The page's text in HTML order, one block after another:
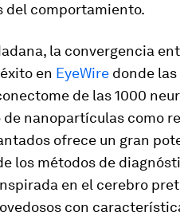
del comportamiento.
la convergencia
en EyeWire donde
de las 1000
de nanopartículas como
ofrece un gran
los métodos de
en el cerebro
con